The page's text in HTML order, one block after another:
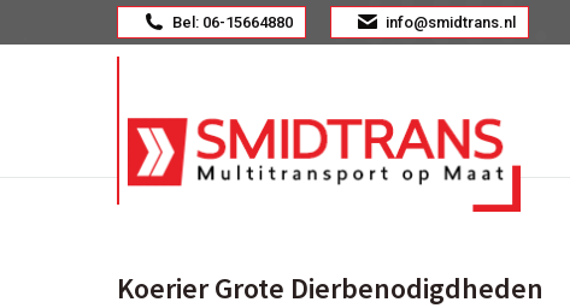
Bel: 06-15664880 info@smidtrans.nl
Koerier Grote Dierbenodigdheden